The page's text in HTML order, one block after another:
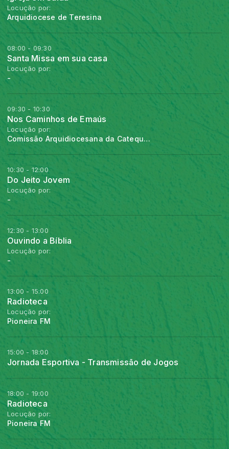
Locução por:
Arquidiocese de Teresina
08:00 - 09:30
Santa Missa em sua casa
Locução por:
-
09:30 - 10:30
Nos Caminhos de Emaús
Locução por:
Comissão Arquidiocesana da Catequese de Teresina
10:30 - 12:00
Do Jeito Jovem
Locução por:
-
12:30 - 13:00
Ouvindo a Bíblia
Locução por:
-
13:00 - 15:00
Radioteca
Locução por:
Pioneira FM
15:00 - 18:00
Jornada Esportiva - Transmissão de Jogos
18:00 - 19:00
Radioteca
Locução por:
Pioneira FM